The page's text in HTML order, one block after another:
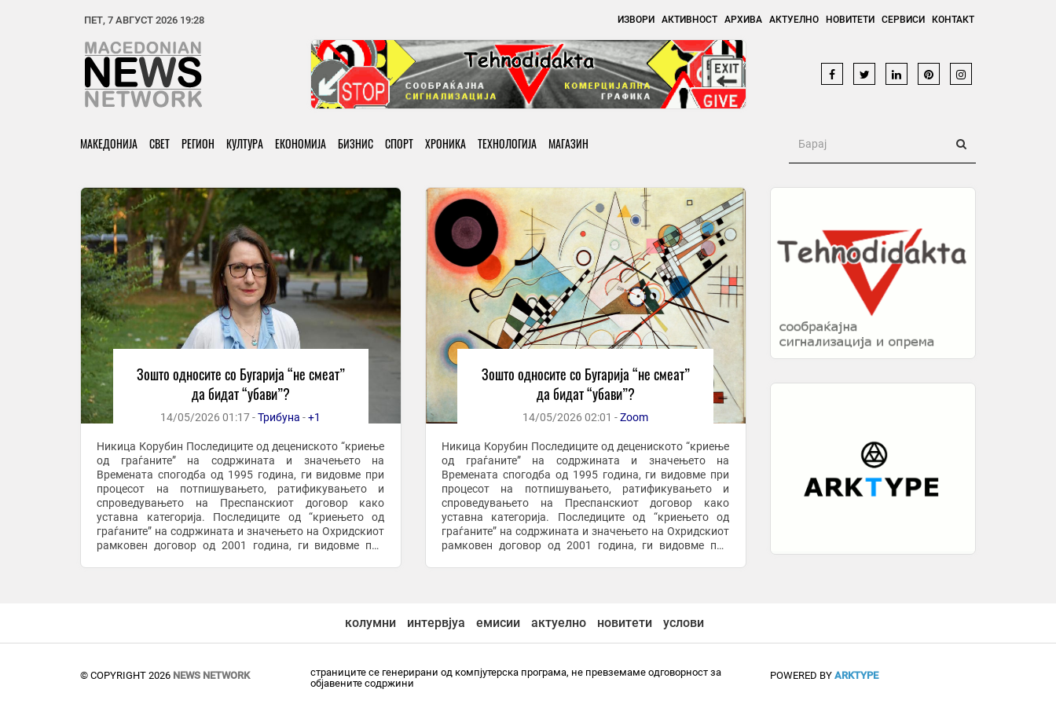
ПЕТ, 7 АВГУСТ 2026 19:28 ИЗВОРИ АКТИВНОСТ АРХИВА АКТУЕЛНО НОВИТЕТИ СЕРВИСИ КОНТАКТ
МАКЕДОНИЈА СВЕТ РЕГИОН КУЛТУРА ЕКОНОМИЈА БИЗНИС СПОРТ ХРОНИКА ТЕХНОЛОГИЈА МАГАЗИН
Зошто односите со Бугарија “не смеат”
да бидат “убави”?
14/05/2026 01:17 -Трибуна -+1
Никица Корубин Последиците од децениското “криење
од граѓаните” на содржината и значењето на
Времената спогодба од 1995 година, ги видовме при
процесот на потпишувањето, ратификувањето и
спроведувањето на Преспанскиот договор како
уставна категорија. Последиците од “криењето од
граѓаните” на содржината и значењето на Охридскиот
рамковен договор од 2001 година, ги видовме при
Зошто односите со Бугарија “не смеат”
да бидат “убави”?
14/05/2026 02:01 -Zoom
Никица Корубин Последиците од децениското “криење
од граѓаните” на содржината и значењето на
Времената спогодба од 1995 година, ги видовме при
процесот на потпишувањето, ратификувањето и
спроведувањето на Преспанскиот договор како
уставна категорија. Последиците од “криењето од
граѓаните” на содржината и значењето на Охридскиот
рамковен договор од 2001 година, ги видовме при
колумни интервјуа емисии актуелно новитети услови
© COPYRIGHT 2026 NEWS NETWORK
страниците се генерирани од компјутерска програма, не превземаме одговорност за
објавените содржини
POWERED BY ARKTYPE